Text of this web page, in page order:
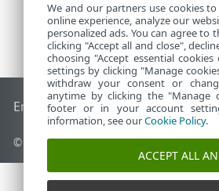
End of Life ESET Knowledge Base
© 1992 - 2026 ESET, spol. s r.o. - Tutti
We and our partners use cookies
online experience, analyze our
personalized ads. You can agree to
clicking "Accept all and close",
choosing "Accept essential
settings by clicking "Manage
withdraw your consent or
anytime by clicking the "Manage
footer or in your account
information, see ourCookie Policy.
ACCEPT ALL